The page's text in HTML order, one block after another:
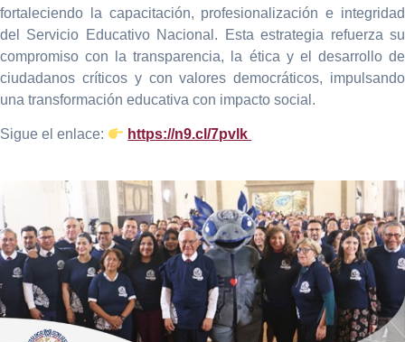
fortaleciendo la capacitación, profesionalización e integridad
del Servicio Educativo Nacional. Esta estrategia refuerza su
compromiso con la transparencia, la ética y el desarrollo de
ciudadanos críticos y con valores democráticos, impulsando
una transformación educativa con impacto social.
Sigue el enlace: https://n9.cl/7pvlk